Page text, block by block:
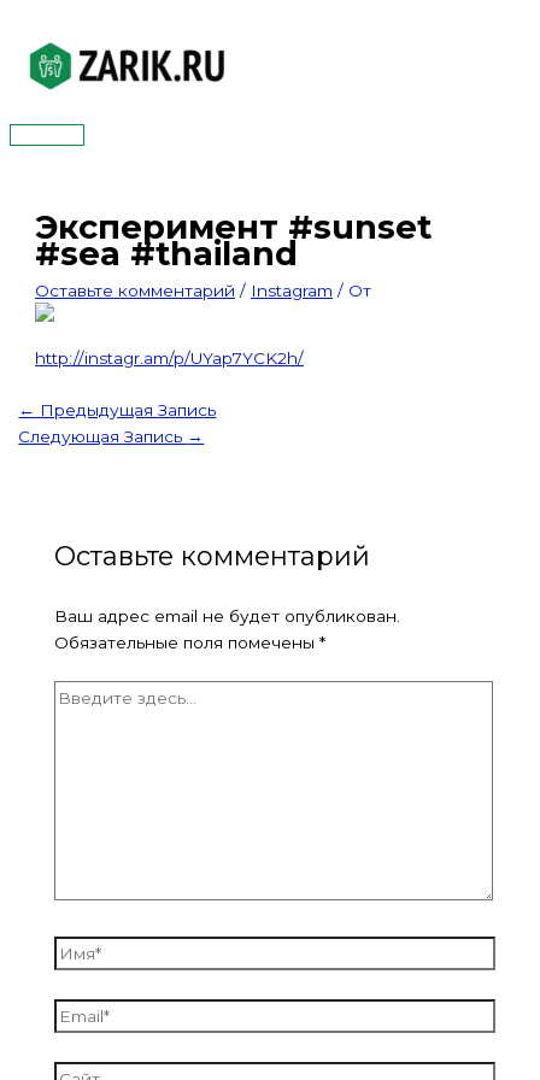
содержимому
Главное
Эксперимент #sunset
#sea #thailand
Оставьте комментарий / Instagram / От
http://instagr.am/p/UYap7YCK2h/
← Предыдущая Запись
Следующая Запись →
Оставьте комментарий
Ваш адрес email не будет опубликован.
Обязательные поля помечены *
Введите
Имя*
Email*
Сайт